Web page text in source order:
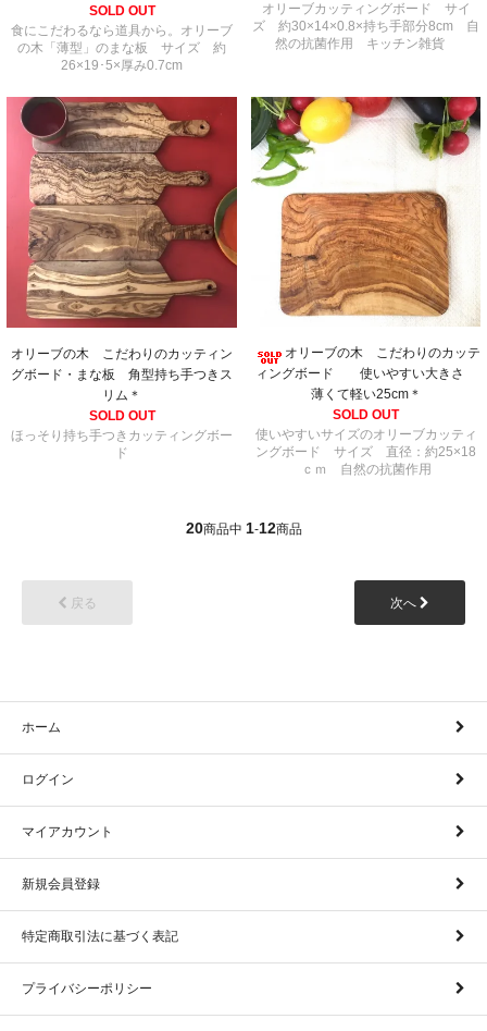
SOLD OUT
食にこだわるなら道具から。オリーブ
の木「薄型」のまな板 サイズ 約
26×19･5×厚み0.7cm
オリーブカッティングボード サイ
ズ 約30×14×0.8×持ち手部分8cm 自
然の抗菌作用 キッチン雑貨
オリーブの木 こだわりのカッティン
グボード・まな板 角型持ち手つきス
リム＊
SOLD OUT
ほっそり持ち手つきカッティングボー
ド
オリーブの木 こだわりのカッテ
ィングボード 使いやすい大きさ
薄くて軽い25cm＊
SOLD OUT
使いやすいサイズのオリーブカッティ
ングボード サイズ 直径：約25×18
ｃｍ 自然の抗菌作用
20商品中 1-12商品
戻る 次へ
ホーム
ログイン
マイアカウント
新規会員登録
特定商取引法に基づく表記
プライバシーポリシー